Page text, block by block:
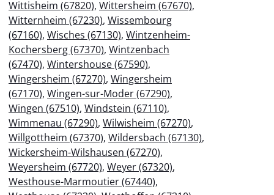
Wittisheim (67820), Wittersheim (67670),
Witternheim (67230), Wissembourg
(67160), Wisches (67130), Wintzenheim-
Kochersberg (67370), Wintzenbach
(67470), Wintershouse (67590),
Wingersheim (67270), Wingersheim
(67170), Wingen-sur-Moder (67290),
Wingen (67510), Windstein (67110),
Wimmenau (67290), Wilwisheim (67270),
Willgottheim (67370), Wildersbach (67130),
Wickersheim-Wilshausen (67270),
Weyersheim (67720), Weyer (67320),
Westhouse-Marmoutier (67440),